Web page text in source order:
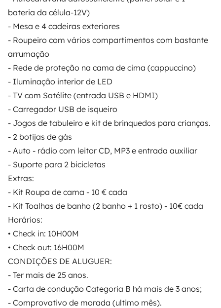
bateria da célula-12V)
- Mesa e 4 cadeiras exteriores
- Roupeiro com vários compartimentos com bastante
arrumação
- Rede de proteção na cama de cima (cappuccino)
- Iluminação interior de LED
- TV com Satélite (entrada USB e HDMI)
- Carregador USB de isqueiro
- Jogos de tabuleiro e kit de brinquedos para crianças.
- 2 botijas de gás
- Auto - rádio com leitor CD, MP3 e entrada auxiliar
- Suporte para 2 bicicletas
Extras:
- Kit Roupa de cama - 10 € cada
- Kit Toalhas de banho (2 banho + 1 rosto) - 10€ cada
Horários:
• Check in: 10H00M
• Check out: 16H00M
CONDIÇÕES DE ALUGUER:
- Ter mais de 25 anos.
- Carta de condução Categoria B há mais de 3 anos;
- Comprovativo de morada (ultimo mês).
alquiler de autocaravanas y furgonetas campers entre
particulares. La plataforma tiene el papel de
intermediario de confianza y propone una solución
llave en mano para unas vacaciones en total libertad y
seguridad.
3.84/5 sobre 1170 opiniones de usuarios en Trusted
Instagram
X PinterestFacebook
¿Cómo funciona?
Alquilar una autocaravana
Tus primeros pasos en autocaravana
Las opiniones de nuestros usuarios
Ayuda viajero
PROPIETARIOS